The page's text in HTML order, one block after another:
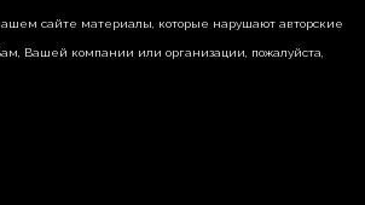
сайте материалы, которые нарушают авторские
Вашей компании или организации, пожалуйста,